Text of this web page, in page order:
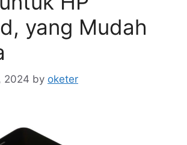
yang Mudah
2024 by oketer